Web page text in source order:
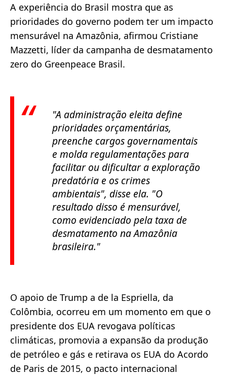
A experiência do Brasil mostra que as
prioridades do governo podem ter um impacto
mensurável na Amazônia, afirmou Cristiane
Mazzetti, líder da campanha de desmatamento
zero do Greenpeace Brasil.
"A administração eleita define
prioridades orçamentárias,
preenche cargos governamentais
e molda regulamentações para
facilitar ou dificultar a exploração
predatória e os crimes
ambientais", disse ela. "O
resultado disso é mensurável,
como evidenciado pela taxa de
desmatamento na Amazônia
brasileira."
O apoio de Trump a de la Espriella, da
Colômbia, ocorreu em um momento em que o
presidente dos EUA revogava políticas
climáticas, promovia a expansão da produção
de petróleo e gás e retirava os EUA do Acordo
de Paris de 2015, o pacto internacional